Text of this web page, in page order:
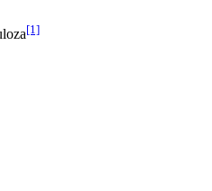
[1]